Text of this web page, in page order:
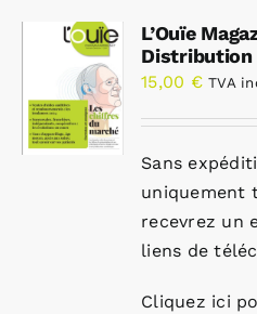
L’Ouïe
Distribution
15,00 € TVA
Sans
uniquement
recevrez un
liens de
Cliquez ici